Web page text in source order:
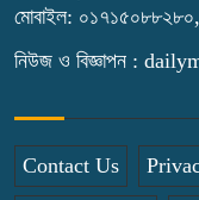
মোবাইল:
নিউজ ও বিজ্ঞাপন :
Contact Us